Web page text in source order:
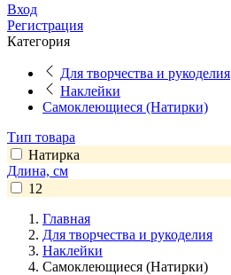
Вход
Регистрация
Категория
Для творчества и рукоделия
Наклейки
Самоклеющиеся (Натирки)
Тип товара
Натирка
Длина, см
12
Главная
Для творчества и рукоделия
Наклейки
Самоклеющиеся (Натирки)